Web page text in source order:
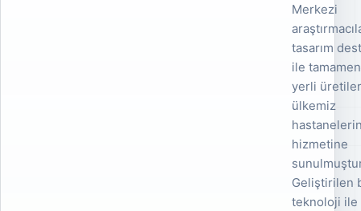
Merkezi
tasarım
ile tamamen
yerli
ülkemiz
hizmetine
Geliştirilen
teknoloji ile